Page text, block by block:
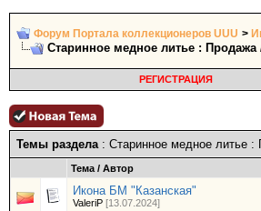
Форум Портала коллекционеров UUU >
Старинное медное литье :
РЕГИСТРАЦИЯ
Темы раздела: Старинное медное литье
Тема / Автор
Икона БМ "Казанская"
ValeriP [13.07.2024]